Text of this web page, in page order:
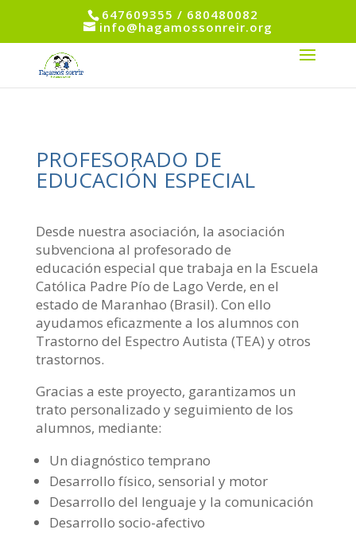
647609355 / 680480082
info@hagamossonreir.org
PROFESORADO DE
EDUCACIÓN ESPECIAL
Desde nuestra asociación, la asociación
subvenciona al profesorado de
educación especial que trabaja en la Escuela
Católica Padre Pío de Lago Verde, en el
estado de Maranhao (Brasil). Con ello
ayudamos eficazmente a los alumnos con
Trastorno del Espectro Autista (TEA) y otros
trastornos.
Gracias a este proyecto, garantizamos un
trato personalizado y seguimiento de los
alumnos, mediante:
Un diagnóstico temprano
Desarrollo físico, sensorial y motor
Desarrollo del lenguaje y la comunicación
Desarrollo socio-afectivo